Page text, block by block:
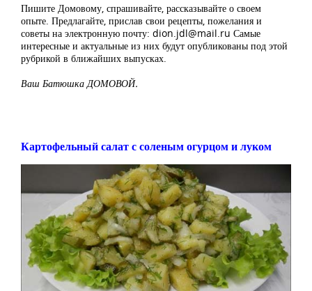
Пишите Домовому, спрашивайте, рассказывайте о своем
опыте. Предлагайте, прислав свои рецепты, пожелания и
советы на электронную почту: dion.jdl@mail.ru Самые
интересные и актуальные из них будут опубликованы под этой
рубрикой в ближайших выпусках.
Ваш Батюшка ДОМОВОЙ.
Картофельный салат с соленым огурцом и луком